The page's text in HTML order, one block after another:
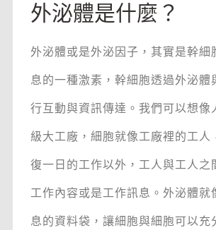
外泌體是什麼？
外泌體或是外泌因子，其實是幹細
息的一種激素，幹細胞透過外泌體
行互動與資訊傳達。我們可以想像
級大工廠，細胞就像工廠裡的工人
復一日的工作以外，工人與工人之
工作內容或是工作訊息。外泌體就
息的資料袋，讓細胞與細胞可以充